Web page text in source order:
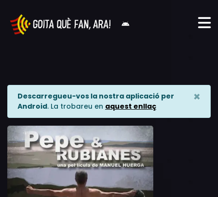
Descarregueu-vos la nostra aplicació per
Android. La trobareu en aquest enllaç
×